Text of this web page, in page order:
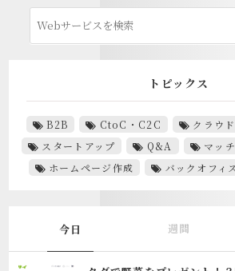
トピックス
B2B CtoC・C2C クラウ
スタートアップ
Q&A マッ
ホームページ作成
バックオフィス
今日 週間